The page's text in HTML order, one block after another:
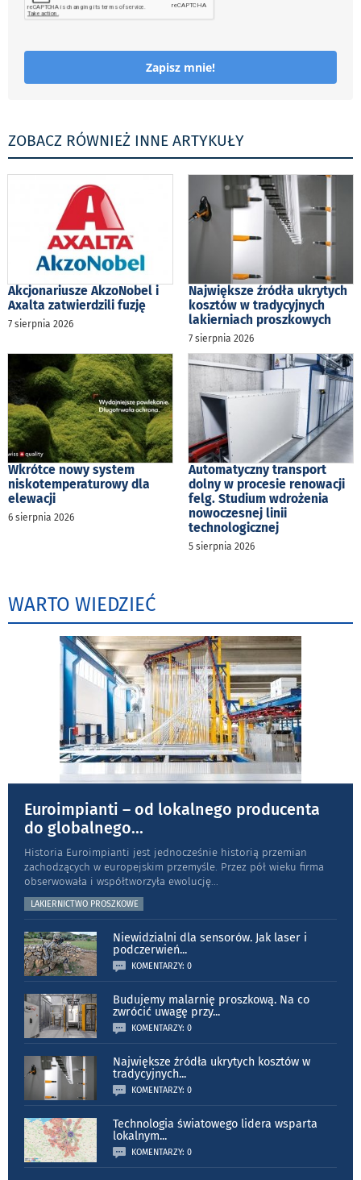
Zapisz mnie!
ZOBACZ RÓWNIEŻ INNE ARTYKUŁY
Akcjonariusze AkzoNobel i
Axalta zatwierdzili fuzję
7 sierpnia 2026
Największe źródła ukrytych
kosztów w tradycyjnych
lakierniach proszkowych
7 sierpnia 2026
Wkrótce nowy system
niskotemperaturowy dla
elewacji
6 sierpnia 2026
Automatyczny transport
dolny w procesie renowacji
felg. Studium wdrożenia
nowoczesnej linii
technologicznej
5 sierpnia 2026
WARTO WIEDZIEĆ
Euroimpianti – od lokalnego producenta
do globalnego...
Historia Euroimpianti jest jednocześnie historią przemian
zachodzących w europejskim przemyśle. Przez pół wieku firma
obserwowała i współtworzyła ewolucję...
LAKIERNICTWO PROSZKOWE
Niewidzialni dla sensorów. Jak laser i
podczerwień...
KOMENTARZY: 0
Budujemy malarnię proszkową. Na co
zwrócić uwagę przy...
KOMENTARZY: 0
Największe źródła ukrytych kosztów w
tradycyjnych...
KOMENTARZY: 0
Technologia światowego lidera wsparta
lokalnym...
KOMENTARZY: 0